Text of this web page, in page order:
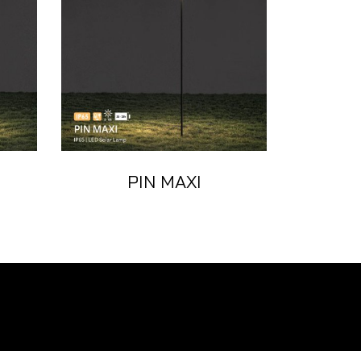
PIN MAXI